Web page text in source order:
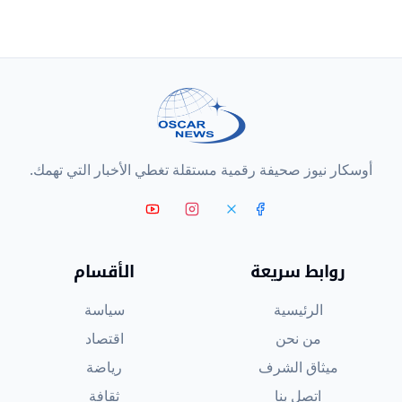
أوسكار نيوز صحيفة رقمية مستقلة تغطي الأخبار التي تهمك.
روابط سريعة
الرئيسية
من نحن
ميثاق الشرف
اتصل بنا
الأقسام
سياسة
اقتصاد
رياضة
ثقافة